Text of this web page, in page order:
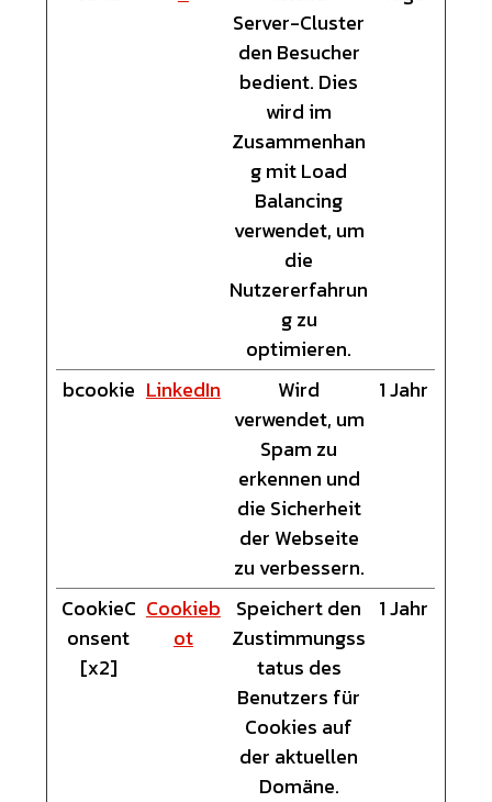
Server-Cluster
den Besucher
bedient. Dies
wird im
Zusammenhan
g mit Load
Balancing
verwendet, um
die
Nutzererfahrun
g zu
optimieren.
bcookie LinkedIn
Wird
verwendet, um
Spam zu
erkennen und
die Sicherheit
der Webseite
zu verbessern.
1 Jahr
CookieC
onsent
[x2]
Cookieb
ot
Speichert den
Zustimmungss
tatus des
Benutzers für
Cookies auf
der aktuellen
Domäne.
1 Jahr